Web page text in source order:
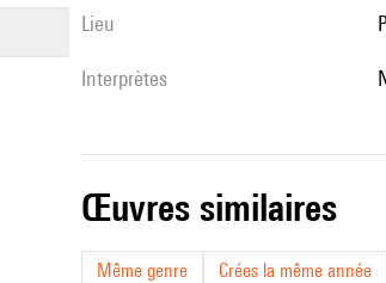
lieu
interprètes
œuvres similaires
Même genre Crées la même année